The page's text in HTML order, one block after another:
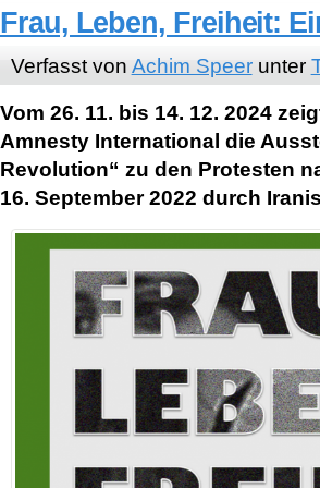
Frau, Leben, Freiheit:
Verfasst von Achim Speerunter
Vom 26. 11. bis 14. 12. 2024
Amnesty International die
Revolution“ zu den Protesten
16. September 2022 durch